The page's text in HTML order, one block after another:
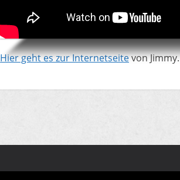
​Hier geht es zur Internetseitevon Jimmy.